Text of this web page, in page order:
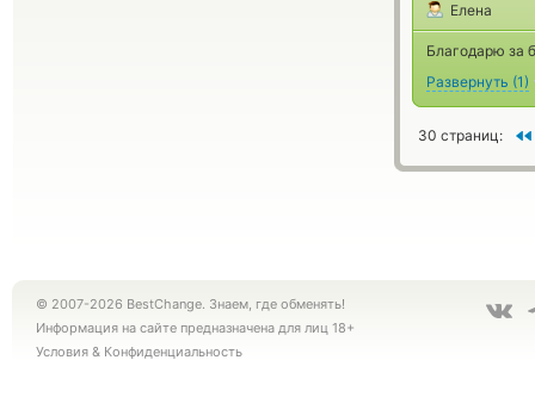
Елена
Благодарю за
Развернуть (1)
30 страниц:
© 2007-2026 BestChange. Знаем, где обменять!
Информация на сайте предназначена для лиц 18+
Условия & Конфиденциальность